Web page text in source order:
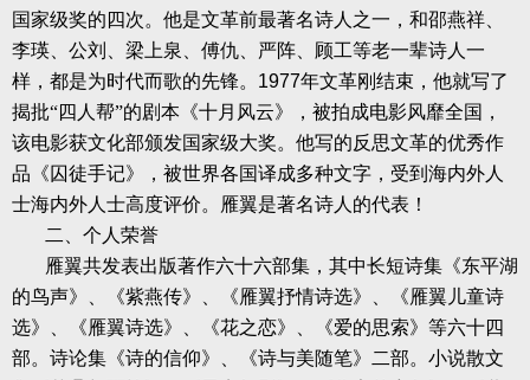
国家级奖的四次。他是文革前最著名诗人之一，和邵燕祥、
李瑛、公刘、梁上泉、傅仇、严阵、顾工等老一辈诗人一
样，都是为时代而歌的先锋。 1977年文革刚结束，他就写了
揭批“四人帮”的剧本《十月风云》，被拍成电影风靡全国，
该电影获文化部颁发国家级大奖。他写的反思文革的优秀作
品《囚徒手记》，被世界各国译成多种文字，受到海内外人
士海内外人士高度评价。雁翼是著名诗人的代表！
二、个人荣誉
雁翼共发表出版著作六十六部集，其中长短诗集《东平湖
的鸟声》、《紫燕传》、《雁翼抒情诗选》、《雁翼儿童诗
选》、《雁翼诗选》、《花之恋》、《爱的思索》等六十四
部。诗论集《诗的信仰》、《诗与美随笔》二部。小说散文